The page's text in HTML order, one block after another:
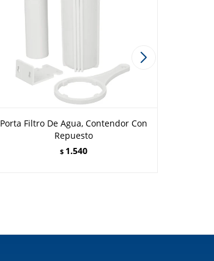
Porta Filtro De Agua, Contendor Con
Repuesto
$ 1.540